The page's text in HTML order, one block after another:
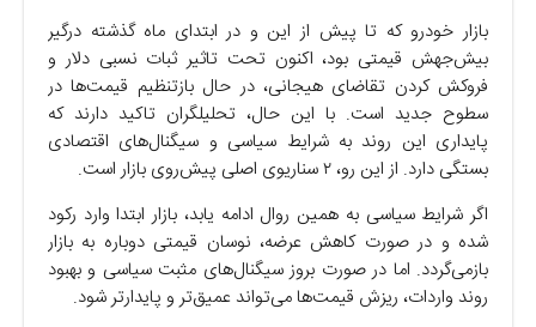
بازار خودرو که تا پیش از این و در ابتدای ماه گذشته درگیر
بیش‌جهش قیمتی بود، اکنون تحت تاثیر ثبات نسبی دلار و
فروکش کردن تقاضای هیجانی، در حال بازتنظیم قیمت‌ها در
سطوح جدید است. با این حال، تحلیلگران تاکید دارند که
پایداری این روند به شرایط سیاسی و سیگنال‌های اقتصادی
بستگی دارد. از این رو، ۲ سناریوی اصلی پیش‌روی بازار است.
اگر شرایط سیاسی به همین روال ادامه یابد، بازار ابتدا وارد رکود
شده و در صورت کاهش عرضه، نوسان قیمتی دوباره به بازار
بازمی‌گردد. اما در صورت بروز سیگنال‌های مثبت سیاسی و بهبود
روند واردات، ریزش قیمت‌ها می‌تواند عمیق‌تر و پایدارتر شود.